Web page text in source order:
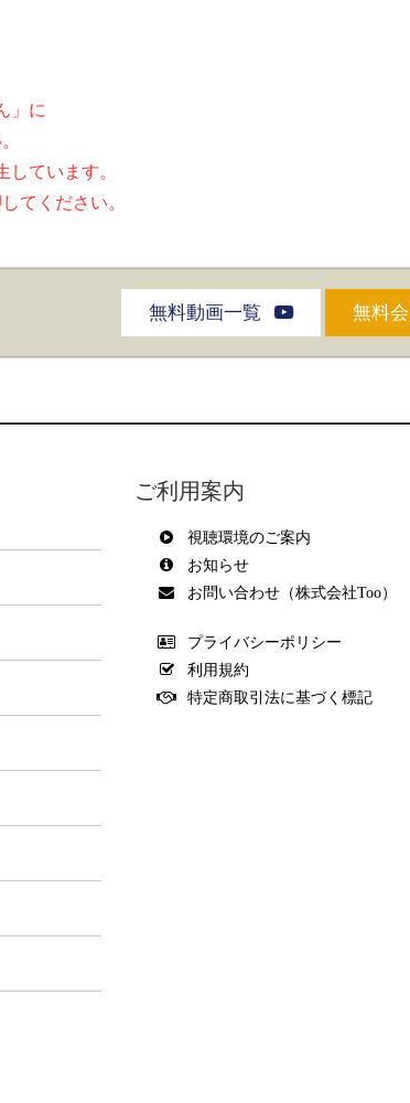
」に
ています。
てください。
無料動画一覧 無料
ご利用案内
視聴環境のご案内
お知らせ
お問い合わせ（株式会社Too）
プライバシーポリシー
利用規約
特定商取引法に基づく標記